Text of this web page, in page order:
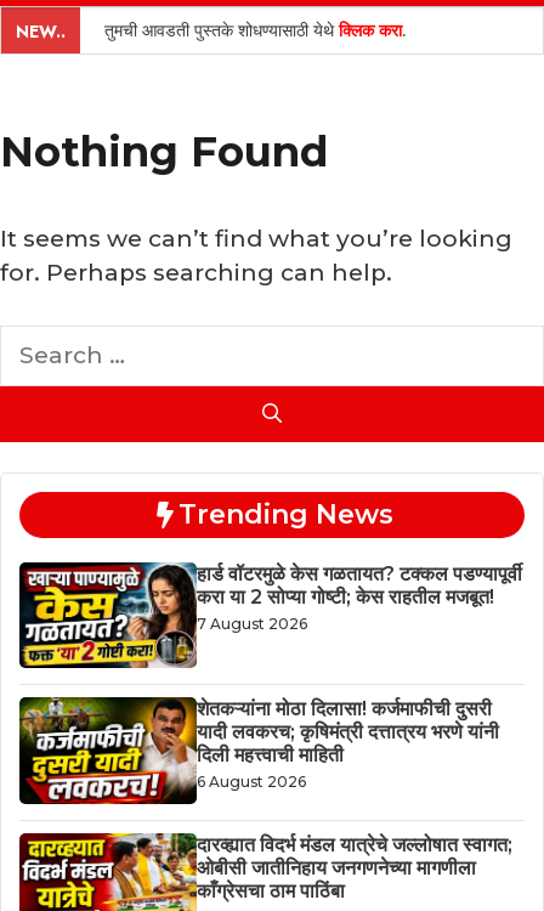
content
NEW.. तुमची आवडती पुस्तके शोधण्यासाठी येथेक्लिक करा.
Nothing Found
It seems we can’t find what you’re looking
for. Perhaps searching can help.
Trending News
हार्ड वॉटरमुळे केस गळतायत? टक्कल पडण्यापूर्वी
करा या 2 सोप्या गोष्टी; केस राहतील मजबूत!
7 August 2026
शेतकऱ्यांना मोठा दिलासा! कर्जमाफीची दुसरी
यादी लवकरच; कृषिमंत्री दत्तात्रय भरणे यांनी
दिली महत्त्वाची माहिती
6 August 2026
दारव्ह्यात विदर्भ मंडल यात्रेचे जल्लोषात स्वागत;
ओबीसी जातीनिहाय जनगणनेच्या मागणीला
काँग्रेसचा ठाम पाठिंबा